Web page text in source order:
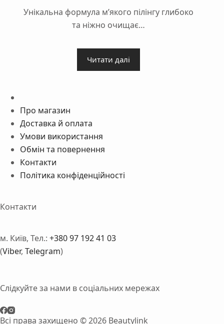
Унікальна формула м’якого пілінгу глибоко
та ніжно очищає…
Читати далі
Про магазин
Доставка й оплата
Умови використання
Обмін та повернення
Контакти
Політика конфіденційності
Контакти
м. Київ, Тел.: +380 97 192 41 03
(Viber, Telegram)
Слідкуйте за нами в соціальних мережах
Всі права захищено © 2026 Beautylink